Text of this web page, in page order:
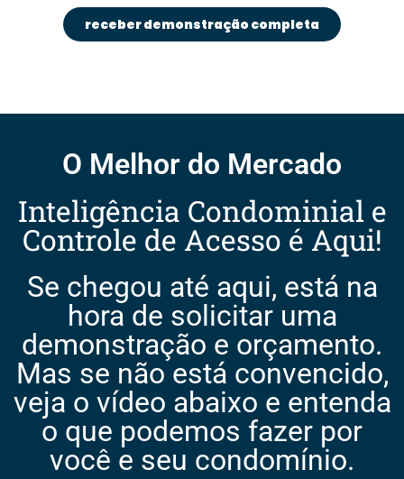
receber demonstração completa
O Melhor do Mercado
Inteligência Condominial e
Controle de Acesso é Aqui!
Se chegou até aqui, está na
hora de solicitar uma
demonstração e orçamento.
Mas se não está convencido,
veja o vídeo abaixo e entenda
o que podemos fazer por
você e seu condomínio.